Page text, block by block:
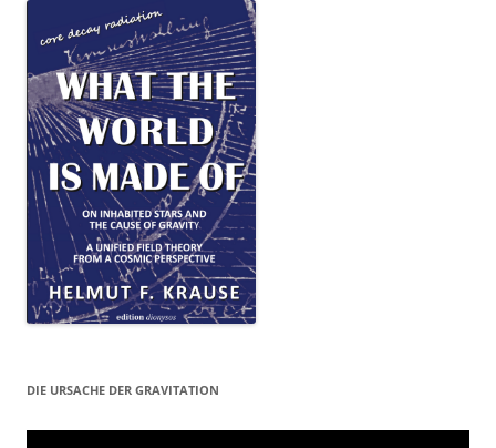
DIE URSACHE DER GRAVITATION
Video-